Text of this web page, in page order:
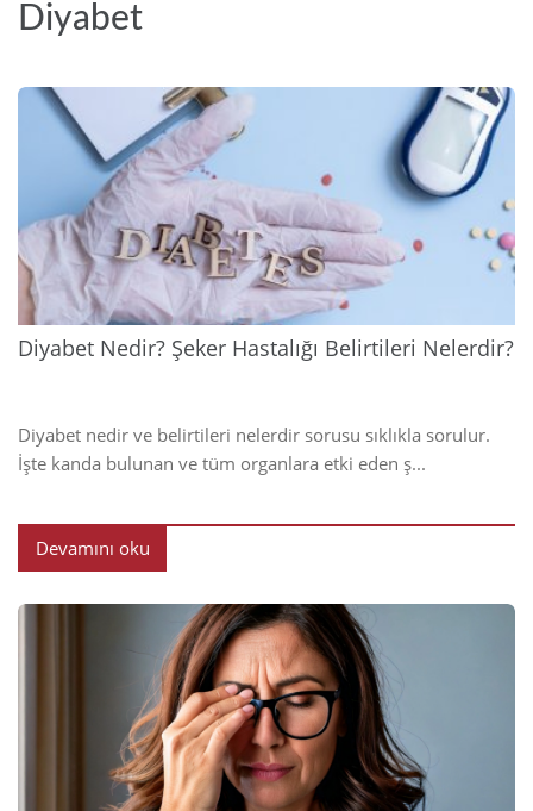
Diyabet
2025
Diyabet Nedir? Şeker Hastalığı Belirtileri Nelerdir?
Diyabet nedir ve belirtileri nelerdir sorusu sıklıkla sorulur.
İşte kanda bulunan ve tüm organlara etki eden ş...
Devamını oku